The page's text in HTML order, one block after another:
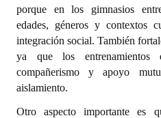
Antiguos Pobladores
Noticias Destacadas
Registros y Distinciones
porque en los gimnasios
edades, géneros y contextos
integración social. También
ya que los
compañerismo y apoyo
aislamiento.
Otro aspecto importante es